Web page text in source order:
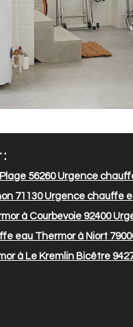
:
56260Urgence
71130Urgence chauffe
à Courbevoie 92400
eau Thermor à Niort
à Le Kremlin Bicêtre